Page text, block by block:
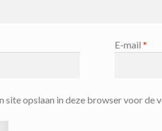
E-mail *
site opslaan in deze browser voor de